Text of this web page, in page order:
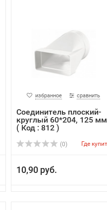
избранное сравнить
Соединитель плоский-
круглый 60*204, 125 мм
( Код : 812 )
(0) Где
10,90 руб.